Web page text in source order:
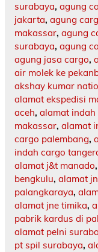
surabaya, agung
jakarta, agung
makassar, agung
surabaya, agung
agung jasa cargo,
air molek ke
akshay kumar
alamat ekspedisi
aceh, alamat
makassar, alamat
cargo palembang,
indah cargo
alamat j&t manado,
bengkulu, alamat
palangkaraya,
alamat jne timika,
pabrik kardus di
alamat pelni
pt spil surabaya,